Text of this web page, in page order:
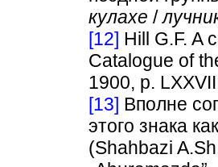
кулахе /
[12] Hill G.F. A
Catalogue of
1900, p.
[13] Вполне
этого знака
(Shahbazi